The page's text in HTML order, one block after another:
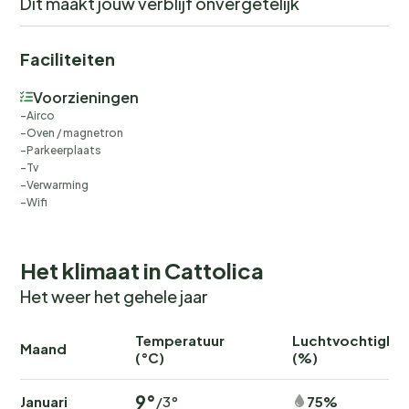
Faciliteiten
Voorzieningen
Airco
Oven / magnetron
Parkeerplaats
Tv
Verwarming
Wifi
Het klimaat in Cattolica
Het weer het gehele jaar
Maand
Temperatuur
(°C)
(%)
Januari 9°/3° 75%